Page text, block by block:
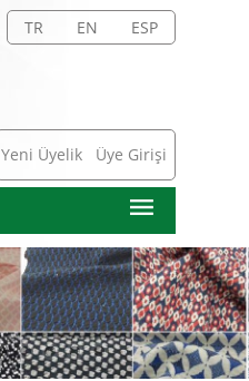
TR EN ESP
Yeni Üyelik Üye Girişi